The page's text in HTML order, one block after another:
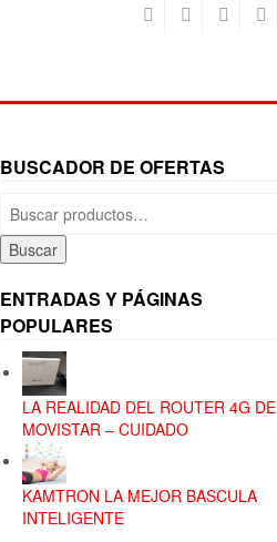
BUSCADOR DE OFERTAS
Buscar
por:
Buscar
ENTRADAS Y PÁGINAS
POPULARES
LA REALIDAD DEL ROUTER 4G DE
MOVISTAR – CUIDADO
KAMTRON LA MEJOR BASCULA
INTELIGENTE